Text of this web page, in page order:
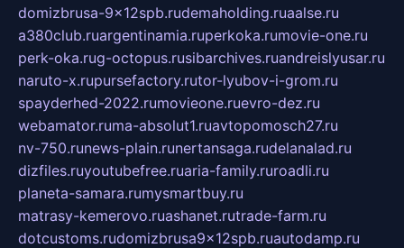
domizbrusa-9x12spb.rudemaholding.ruaalse.ru
a380club.ruargentinamia.ruperkoka.rumovie-one.ru
perk-oka.rug-octopus.rusibarchives.ruandreislyusar.ru
naruto-x.rupursefactory.rutor-lyubov-i-grom.ru
spayderhed-2022.rumovieone.ruevro-dez.ru
webamator.ruma-absolut1.ruavtopomosch27.ru
nv-750.runews-plain.runertansaga.rudelanalad.ru
dizfiles.ruyoutubefree.ruaria-family.ruroadli.ru
planeta-samara.rumysmartbuy.ru
matrasy-kemerovo.ruashanet.rutrade-farm.ru
dotcustoms.rudomizbrusa9x12spb.ruautodamp.ru